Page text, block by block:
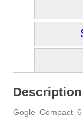
Description
Gogle Compact